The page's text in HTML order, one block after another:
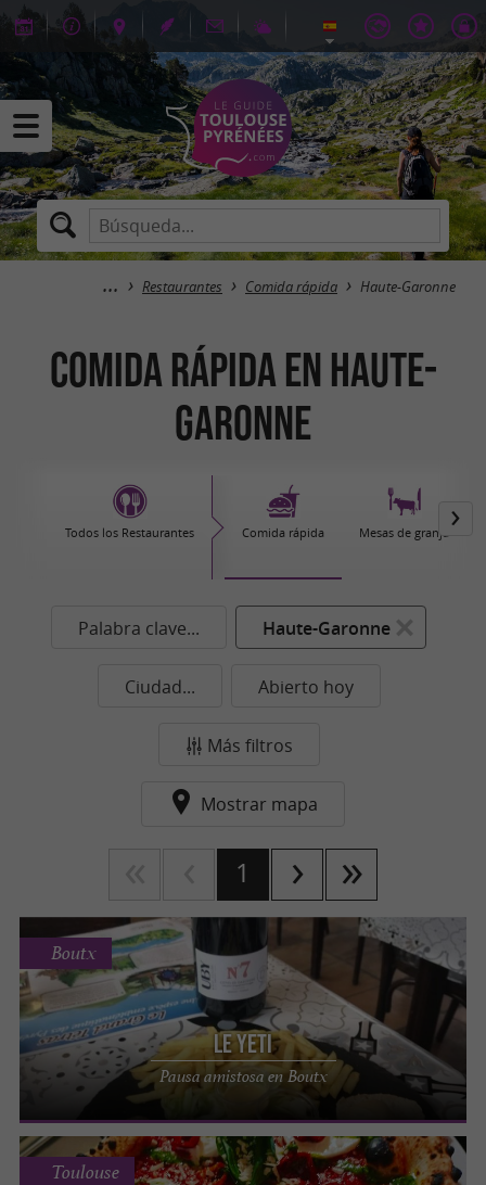
Restaurantes Comida rápida Haute-Garonne
Comida rápida en Haute-
Garonne
Todos los Restaurantes Comida rápida Mesas de granja
Palabra clave... Haute-Garonne
Ciudad... Abierto hoy
Más filtros
Mostrar mapa
1
Le Yeti
Pausa amistosa en Boutx
Boutx
Toulouse